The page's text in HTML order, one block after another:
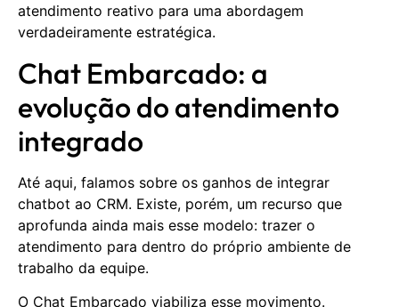
atendimento reativo para uma abordagem
verdadeiramente estratégica.
Chat Embarcado: a
evolução do atendimento
integrado
Até aqui, falamos sobre os ganhos de integrar
chatbot ao CRM. Existe, porém, um recurso que
aprofunda ainda mais esse modelo: trazer o
atendimento para dentro do próprio ambiente de
trabalho da equipe.
O Chat Embarcado viabiliza esse movimento.